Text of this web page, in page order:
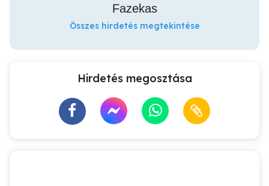
Fazekas
Összes hirdetés megtekintése
Hirdetés megosztása